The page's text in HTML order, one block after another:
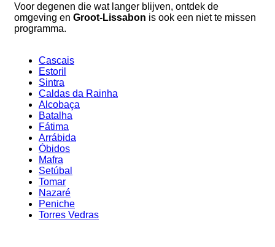
Voor degenen die wat langer blijven, ontdek de
omgeving en Groot-Lissabon is ook een niet te missen
programma.
Cascais
Estoril
Sintra
Caldas da Rainha
Alcobaça
Batalha
Fátima
Arrábida
Óbidos
Mafra
Setúbal
Tomar
Nazaré
Peniche
Torres Vedras